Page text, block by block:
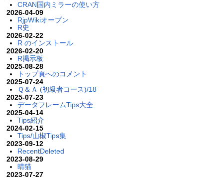
CRAN国内ミラーの使い方
2026-04-09
RjpWikiオープン
R史
2026-02-22
R のインストール
2026-02-20
R掲示板
2025-08-28
トップ頁へのコメント
2025-07-24
Ｑ＆Ａ (初級者コース)/18
2025-07-23
データフレームTips大全
2025-04-14
Tips紹介
2024-02-15
Tips/山椒Tips集
2023-09-12
RecentDeleted
2023-08-29
晴猫
2023-07-27